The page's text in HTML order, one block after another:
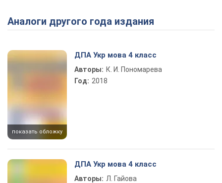
Play Video
Аналоги другого года издания
показать обложку
ДПА Укр мова 4 класс
Авторы: К. И. Пономарева
Год: 2018
ДПА Укр мова 4 класс
Авторы: Л. Гайова